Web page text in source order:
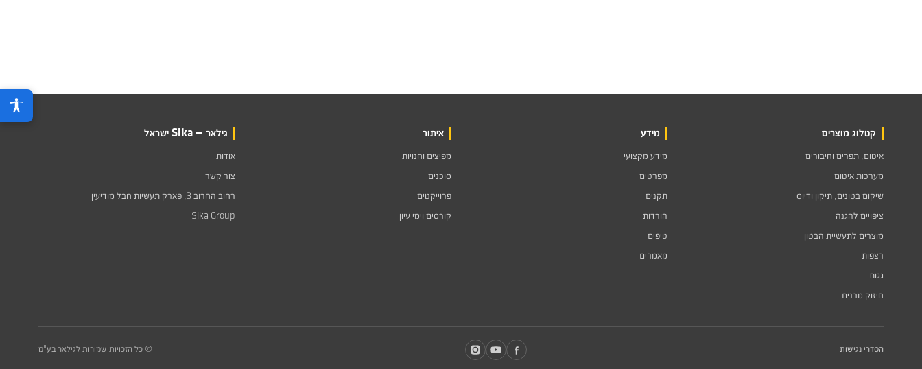
קטלוג מוצרים
איטום, תפרים וחיבורים
מערכות איטום
שיקום בטונים, תיקון ודיוס
ציפויים להגנה
מוצרים לתעשיית הבטון
רצפות
גגות
חיזוק מבנים
מידע
מידע מקצועי
מפרטים
תקנים
הורדות
טיפים
מאמרים
איתור
מפיצים וחנויות
סוכנים
פרוייקטים
קורסים וימי עיון
גילאר — Sika ישראל
אודות
צור קשר
רחוב החרוב 3, פארק תעשיות חבל מודיעין
Sika Group
הסדרי נגישות © כל הזכויות שמורות לגילאר בע"מ